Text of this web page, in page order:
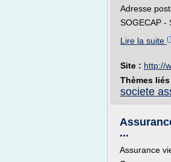
Adresse
SOGECAP -
Lire la suite
Site : http://
Thèmes liés
societe
...
Assurance